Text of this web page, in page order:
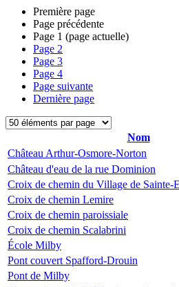
Première page
Page précédente
Page 1 (page actuelle)
Page 2
Page 3
Page 4
Page suivante
Dernière page
Nom
Château Arthur-Osmore-Norton
Château d'eau de la rue Dominion
Croix de chemin du Village de Sainte-
Croix de chemin Lemire
Croix de chemin paroissiale
Croix de chemin Scalabrini
École Milby
Pont couvert Spafford-Drouin
Pont de Milby